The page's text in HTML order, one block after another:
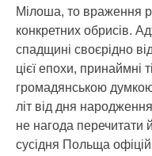
Мілоша, то враження
конкретних обрисів.
спадщині своєрідно
цієї епохи, принаймні
громадянською
літ від дня
не нагода
сусідня Польща